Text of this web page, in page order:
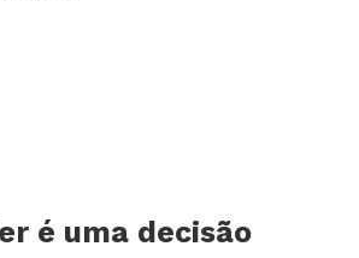
é uma decisão